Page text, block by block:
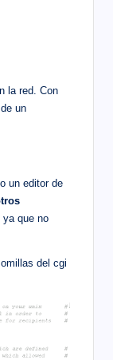
la red. Con
un
un editor de
ya que no
del cgi